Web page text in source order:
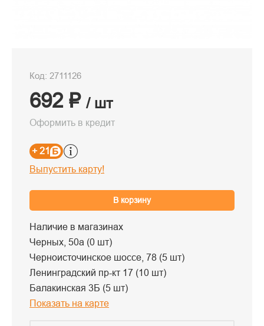
Код: 2711126
692 ₽ / шт
Оформить в кредит
+ 21
Выпустить карту!
В корзину
Наличие в магазинах
Черных, 50а (0 шт)
Черноисточинское шоссе, 78 (5 шт)
Ленинградский пр-кт 17 (10 шт)
Балакинская 3Б (5 шт)
Показать на карте